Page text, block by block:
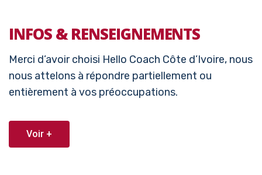
INFOS & RENSEIGNEMENTS
Merci d’avoir choisi Hello Coach Côte d’Ivoire, nous
nous attelons à répondre partiellement ou
entièrement à vos préoccupations.
Voir +